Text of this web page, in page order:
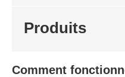
Produits
Comment